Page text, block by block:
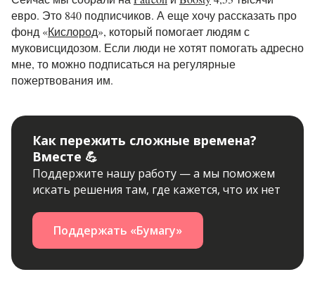
евро. Это 840 подписчиков. А еще хочу рассказать про
фонд «Кислород», который помогает людям с
муковисцидозом. Если люди не хотят помогать адресно
мне, то можно подписаться на регулярные
пожертвования им.
Как пережить сложные времена?
Вместе 💪
Поддержите нашу работу — а мы поможем
искать решения там, где кажется, что их нет
Поддержать «Бумагу»